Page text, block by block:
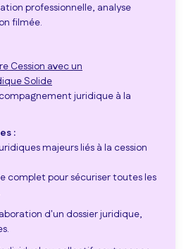
professionnelle, analyse
filmée.
Cession avec un
Solide
juridique à la
:
majeurs liés à la cession
complet pour sécuriser toutes les
d'un dossier juridique,